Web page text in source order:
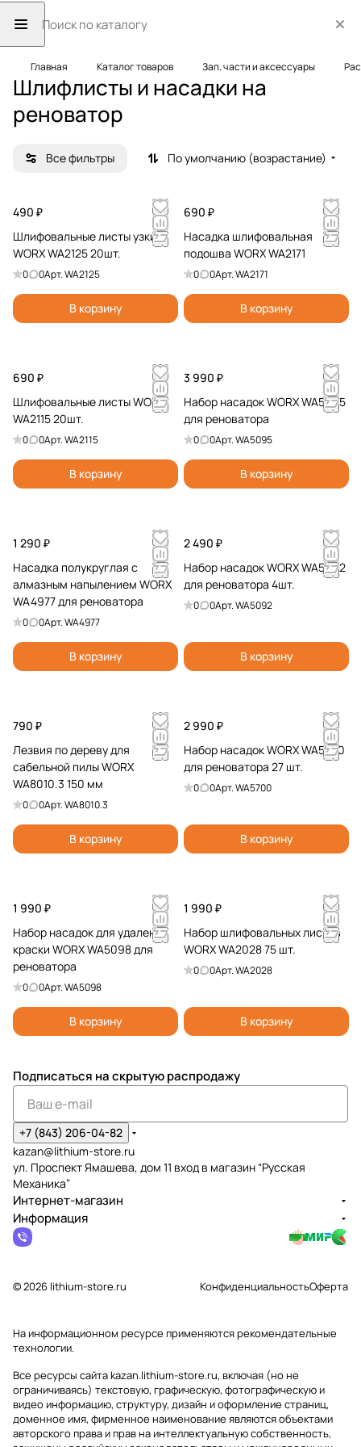
Главная Каталог товаров Зап. части и аксессуары
Шлифлисты и насадки на
реноватор
Все фильтры По умолчанию (возрастание)
490 ₽
Шлифовальные листы узкие
WORX WA2125 20шт.
0 0Арт.WA2125
В корзину
690 ₽
Насадка шлифовальная
подошва WORX WA2171
0 0Арт.WA2171
В корзину
690 ₽
Шлифовальные листы WORX
WA2115 20шт.
0 0Арт.WA2115
В корзину
3 990 ₽
Набор насадок WORX WA5095
для реноватора
0 0Арт.WA5095
В корзину
1 290 ₽
Насадка полукруглая с
алмазным напылением WORX
WA4977 для реноватора
0 0Арт.WA4977
В корзину
2 490 ₽
Набор насадок WORX WA5092
для реноватора 4шт.
0 0Арт.WA5092
В корзину
790 ₽
Лезвия по дереву для
сабельной пилы WORX
WA8010.3 150 мм
0 0Арт.WA8010.3
В корзину
2 990 ₽
Набор насадок WORX WA5700
для реноватора 27 шт.
0 0Арт.WA5700
В корзину
1 990 ₽
Набор насадок для удаления
краски WORX WA5098 для
реноватора
0 0Арт.WA5098
В корзину
1 990 ₽
Набор шлифовальных листов
WORX WA2028 75 шт.
0 0Арт.WA2028
В корзину
Подписаться на скрытую распродажу
+7 (843) 206-04-82
kazan@lithium-store.ru
ул. Проспект Ямашева, дом 11 вход в магазин “Русская
Механика”
Интернет-магазин
Информация
© 2026 lithium-store.ru КонфиденциальностьОферта
На информационном ресурсе применяютсярекомендательные
технологии.
Все ресурсы сайта kazan.lithium-store.ru, включая (но не
ограничиваясь) текстовую, графическую, фотографическую и
видео информацию, структуру, дизайн и оформление страниц,
доменное имя, фирменное наименование являются объектами
авторского права и прав на интеллектуальную собственность,